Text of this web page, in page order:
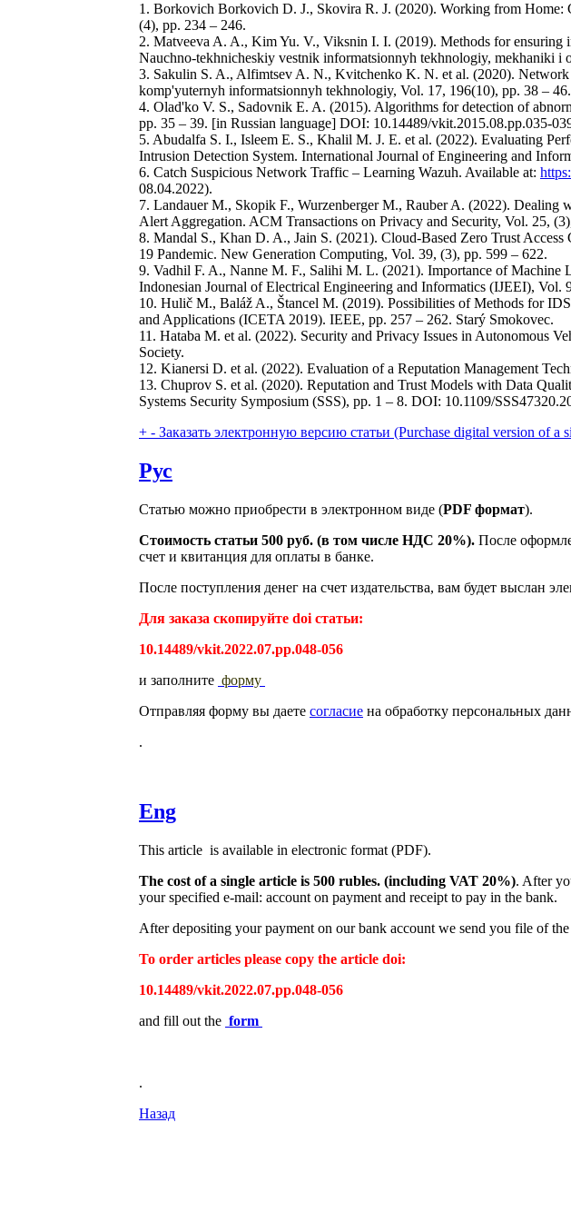
1. Borkovich Borkovich D. J., Skovira R. J. (2020). Working from
(4), pp. 234 – 246.
2. Matveeva A. A., Kim Yu. V., Viksnin I. I. (2019). Methods for ensuring
Nauchno-tekhnicheskiy vestnik informatsionnyh tekhnologiy, mekhaniki
3. Sakulin S. A., Alfimtsev A. N., Kvitchenko K. N. et al. (2020). Network
komp'yuternyh informatsionnyh tekhnologiy, Vol. 17, 196(10), pp. 38 –
4. Olad'ko V. S., Sadovnik E. A. (2015). Algorithms for detection of
pp. 35 – 39. [in Russian language] DOI: 10.14489/vkit.2015.08.pp.035-
5. Abudalfa S. I., Isleem E. S., Khalil M. J. E. et al. (2022). Evaluating
Intrusion Detection System. International Journal of Engineering and
6. Catch Suspicious Network Traffic – Learning Wazuh. Available at:
08.04.2022).
7. Landauer M., Skopik F., Wurzenberger M., Rauber A. (2022).
Alert Aggregation. ACM Transactions on Privacy and Security, Vol. 25,
8. Mandal S., Khan D. A., Jain S. (2021). Cloud-Based Zero Trust
19 Pandemic. New Generation Computing, Vol. 39, (3), pp. 599 – 622.
9. Vadhil F. A., Nanne M. F., Salihi M. L. (2021). Importance of Machine
Indonesian Journal of Electrical Engineering and Informatics (IJEEI), Vol.
10. Hulič M., Baláž A., Štancel M. (2019). Possibilities of Methods for
and Applications (ICETA 2019). IEEE, pp. 257 – 262. Starý Smokovec.
11. Hataba M. et al. (2022). Security and Privacy Issues in Autonomous
Society.
12. Kianersi D. et al. (2022). Evaluation of a Reputation Management
13. Chuprov S. et al. (2020). Reputation and Trust Models with Data
Systems Security Symposium (SSS), pp. 1 – 8. DOI: 10.1109/
+ - Заказать электронную версию статьи (Purchase digital version of a
Рус
Статью можно приобрести в электронном виде (PDF формат).
Стоимость статьи 500 руб. (в том числе НДС 20%). После
счет и квитанция для оплаты в банке.
После поступления денег на счет издательства, вам будет выслан
Для заказа скопируйте doi статьи:
10.14489/vkit.2022.07.pp.048-056
и заполните форму
Отправляя форму вы даете согласие на обработку персональных
.
Eng
This article is available in electronic format (PDF).
The cost of a single article is 500 rubles. (including VAT 20%). After
your specified e-mail: account on payment and receipt to pay in the bank.
After depositing your payment on our bank account we send you file of
To order articles please copy the article doi:
10.14489/vkit.2022.07.pp.048-056
and fill out the form
.
Назад